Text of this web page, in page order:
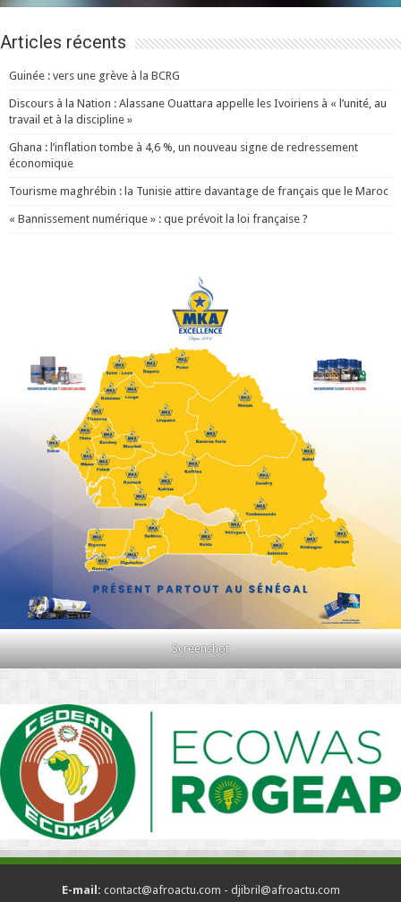
Articles récents
Guinée : vers une grève à la BCRG
Discours à la Nation : Alassane Ouattara appelle les Ivoiriens à « l’unité, au
travail et à la discipline »
Ghana : l’inflation tombe à 4,6 %, un nouveau signe de redressement
économique
Tourisme maghrébin : la Tunisie attire davantage de français que le Maroc
« Bannissement numérique » : que prévoit la loi française ?
Screenshot
E-mail: contact@afroactu.com - djibril@afroactu.com